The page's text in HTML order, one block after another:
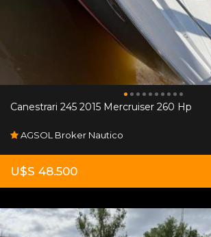
Canestrari 245 2015 Mercruiser 260 Hp
AGSOL Broker Nautico
U$S 48.500